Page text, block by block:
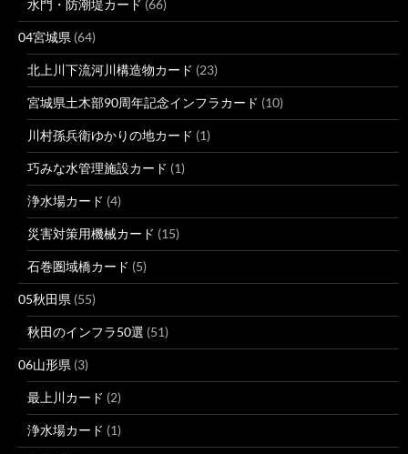
水門・防潮堤カード (66)
04宮城県 (64)
北上川下流河川構造物カード (23)
宮城県土木部90周年記念インフラカード (10)
川村孫兵衛ゆかりの地カード (1)
巧みな水管理施設カード (1)
浄水場カード (4)
災害対策用機械カード (15)
石巻圏域橋カード (5)
05秋田県 (55)
秋田のインフラ50選 (51)
06山形県 (3)
最上川カード (2)
浄水場カード (1)